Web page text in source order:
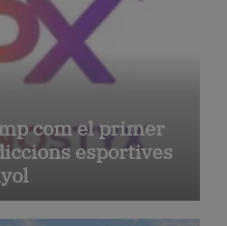
com el primer
esportives